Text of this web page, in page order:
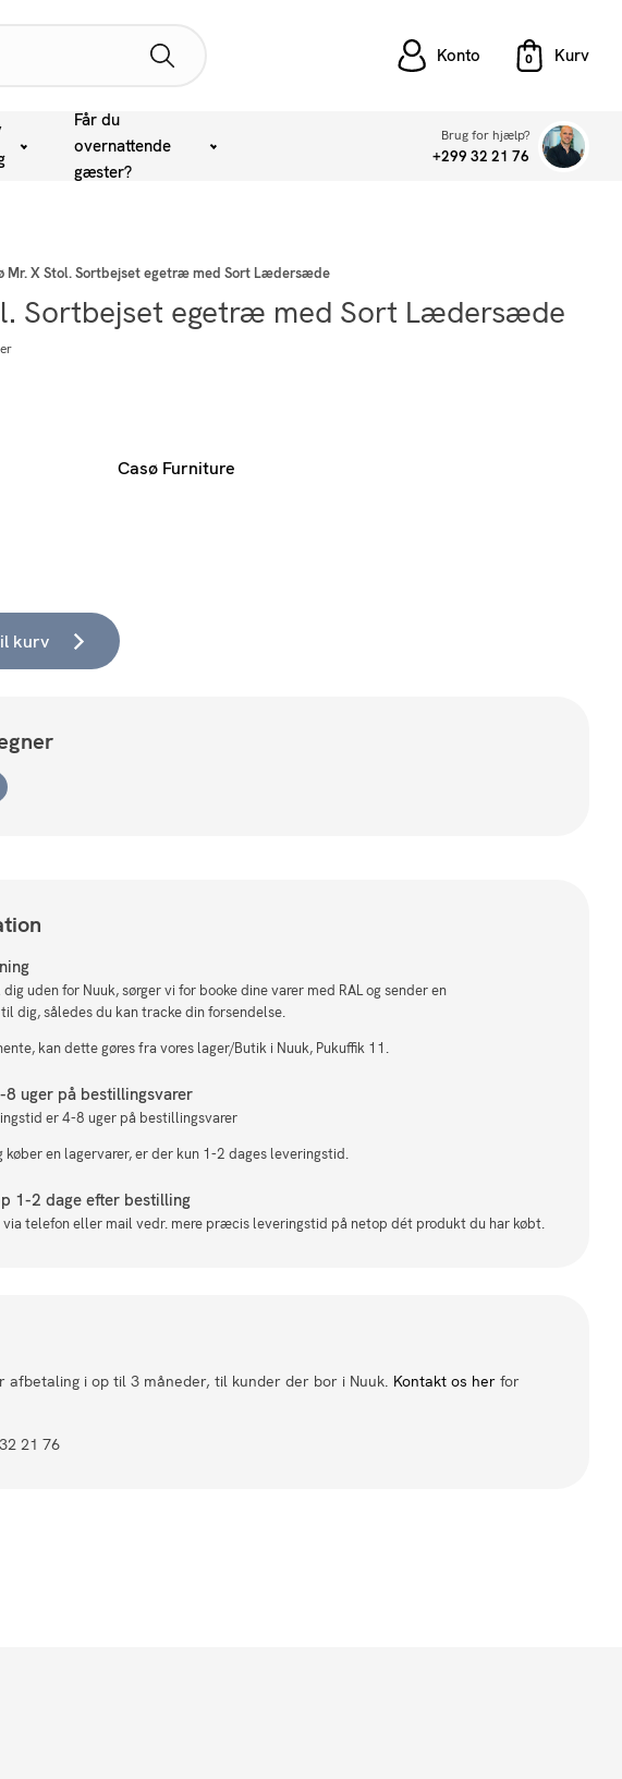
Konto
Får du
overnattende
gæster?
Brug for hjælp?
+299 32 21 76
Mr. X Stol. Sortbejset egetræ med Sort Lædersæde
Sortbejset egetræ med Sort Lædersæde
Casø Furniture
kurv
uden for Nuuk, sørger vi for booke dine varer med RAL og sender en
dig, således du kan tracke din forsendelse.
kan dette gøres fra vores lager/Butik i Nuuk, Pukuffik 11.
8 uger på bestillingsvarer
er 4-8 uger på bestillingsvarer
køber en lagervarer, er der kun 1-2 dages leveringstid.
1-2 dage efter bestilling
telefon eller mail vedr. mere præcis leveringstid på netop dét produkt du har købt.
afbetaling i op til 3 måneder, til kunder der bor i Nuuk. Kontakt os herfor
21 76